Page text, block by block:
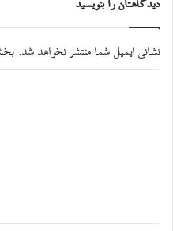
دیدگاهتان را بنویسید
نشانی ایمیل شما منتشر نخواهد شد.
*